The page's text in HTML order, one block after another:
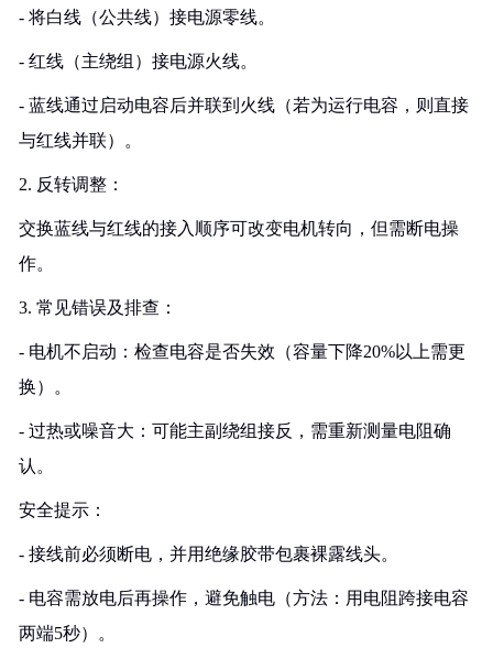
- 将白线（公共线）接电源零线。
- 红线（主绕组）接电源火线。
- 蓝线通过启动电容后并联到火线（若为运行电容，则直接
与红线并联）。
2. 反转调整：
交换蓝线与红线的接入顺序可改变电机转向，但需断电操
作。
3. 常见错误及排查：
- 电机不启动：检查电容是否失效（容量下降20%以上需更
换）。
- 过热或噪音大：可能主副绕组接反，需重新测量电阻确
认。
安全提示：
- 接线前必须断电，并用绝缘胶带包裹裸露线头。
- 电容需放电后再操作，避免触电（方法：用电阻跨接电容
两端5秒）。